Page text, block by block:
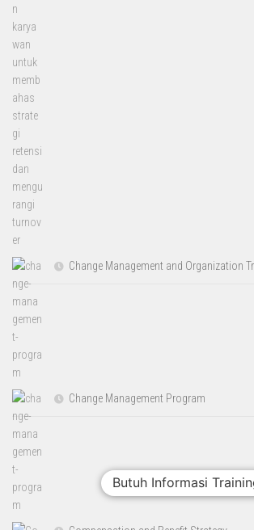
Change Management and Organization
Change Management Program
Butuh Informasi